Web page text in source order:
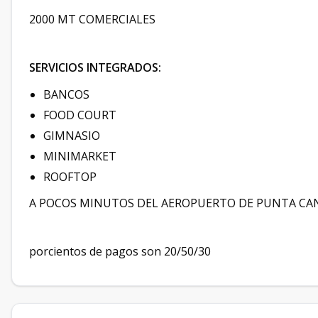
2000 MT COMERCIALES
SERVICIOS INTEGRADOS:
BANCOS
FOOD COURT
GIMNASIO
MINIMARKET
ROOFTOP
A POCOS MINUTOS DEL AEROPUERTO DE PUNTA
porcientos de pagos son 20/50/30